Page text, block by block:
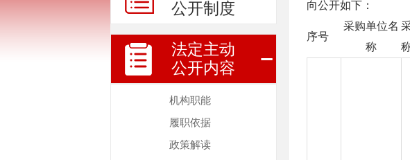
公开制度
法定主动
公开内容
机构职能
履职依据
政策解读
向公开如下：
序号
采购单位名
称